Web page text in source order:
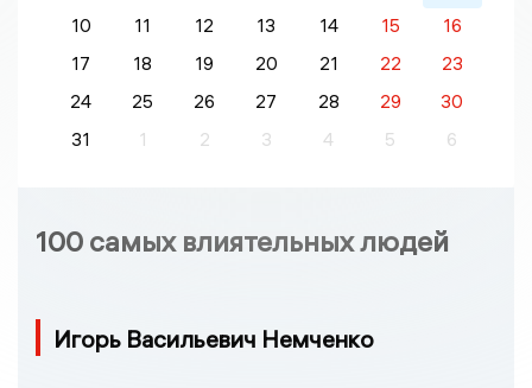
10 11 12 13 14 15
16
17
18 19 20 21 22
23
24
25 26 27 28 29
30
31
1 2 3 4 5 6
100 самых влиятельных людей
Игорь Васильевич Немченко